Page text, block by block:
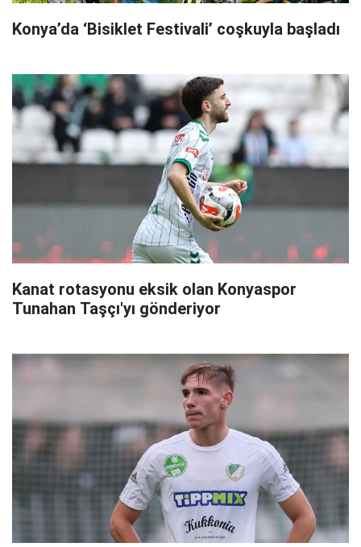
Konya’da ‘Bisiklet Festivali’ coşkuyla başladı
Kanat rotasyonu eksik olan Konyaspor
Tunahan Taşçı'yı gönderiyor